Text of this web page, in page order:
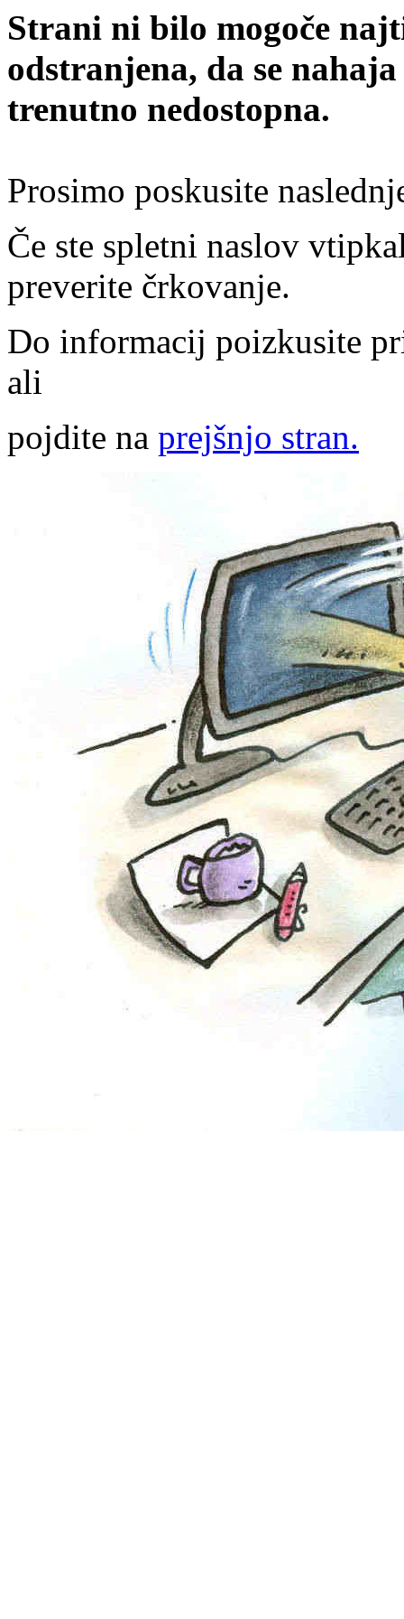
Strani ni bilo mogoče
odstranjena, da se
trenutno nedostopna.
Prosimo poskusite
Če ste spletni naslov
preverite črkovanje.
Do informacij poizkusite
ali
pojdite na prejšnjo stran.